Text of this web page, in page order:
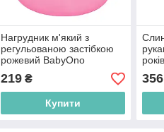
Нагрудник м'який з
регульованою застібкою
рожевий BabyOno
(5901435413568)
219₴
Купити
356